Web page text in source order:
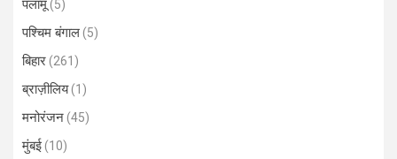
पलामू(5)
पश्चिम बंगाल(5)
बिहार(261)
ब्राज़ीलिय(1)
मनोरंजन(45)
मुंबई(10)